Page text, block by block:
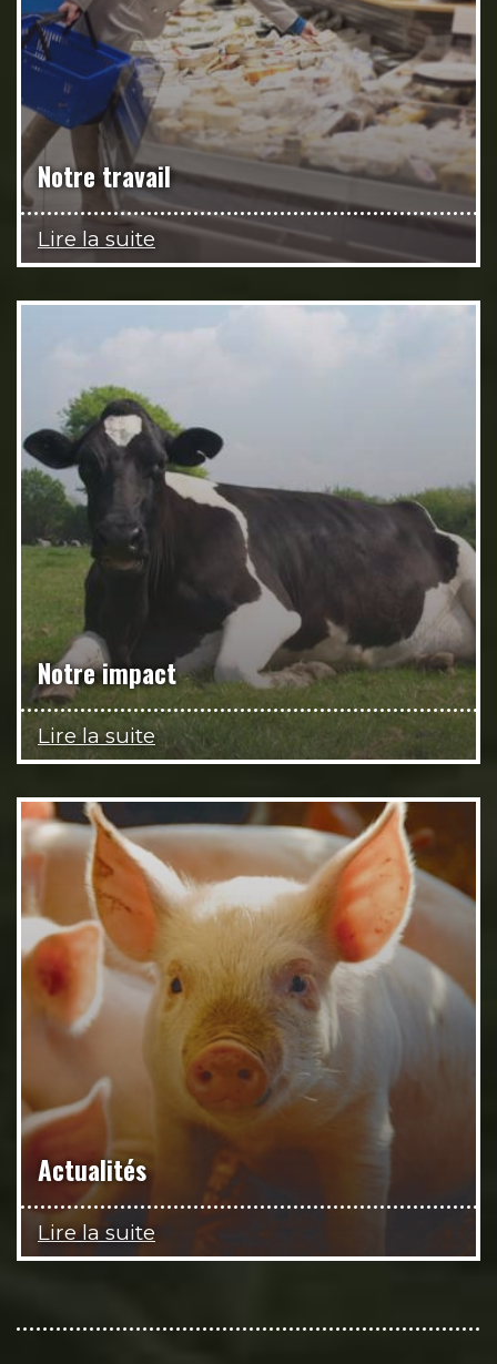
Notre travail
Lire la suite
Notre impact
Lire la suite
Actualités
Lire la suite